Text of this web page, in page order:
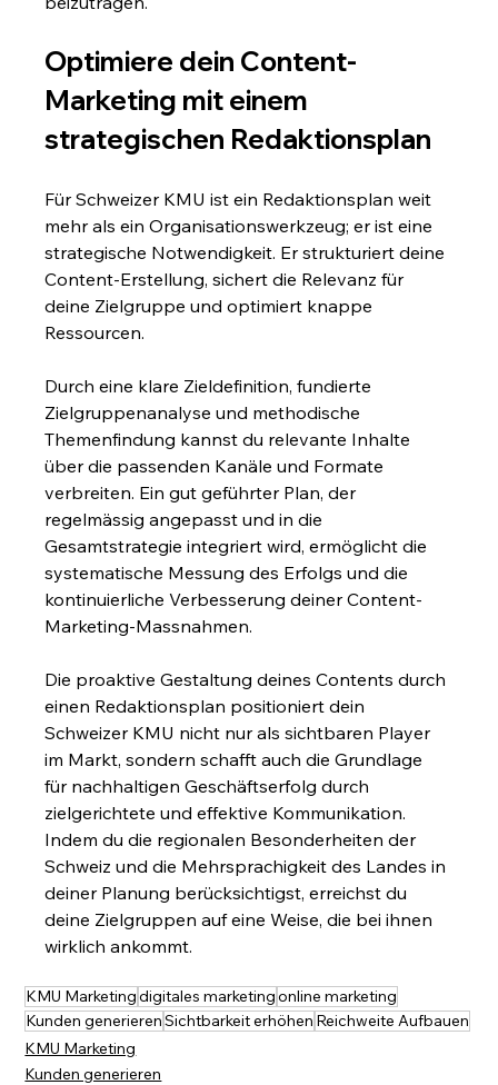
Optimiere dein Content-
Marketing mit einem
strategischen Redaktionsplan
Für Schweizer KMU ist ein Redaktionsplan weit
mehr als ein Organisationswerkzeug; er ist eine
strategische Notwendigkeit. Er strukturiert deine
Content-Erstellung, sichert die Relevanz für
deine Zielgruppe und optimiert knappe
Ressourcen.
Durch eine klare Zieldefinition, fundierte
Zielgruppenanalyse und methodische
Themenfindung kannst du relevante Inhalte
über die passenden Kanäle und Formate
verbreiten. Ein gut geführter Plan, der
regelmässig angepasst und in die
Gesamtstrategie integriert wird, ermöglicht die
systematische Messung des Erfolgs und die
kontinuierliche Verbesserung deiner Content-
Marketing-Massnahmen.
Die proaktive Gestaltung deines Contents durch
einen Redaktionsplan positioniert dein
Schweizer KMU nicht nur als sichtbaren Player
im Markt, sondern schafft auch die Grundlage
für nachhaltigen Geschäftserfolg durch
zielgerichtete und effektive Kommunikation.
Indem du die regionalen Besonderheiten der
Schweiz und die Mehrsprachigkeit des Landes in
deiner Planung berücksichtigst, erreichst du
deine Zielgruppen auf eine Weise, die bei ihnen
wirklich ankommt.
KMU Marketingdigitales marketingonline marketing
Kunden generierenSichtbarkeit erhöhen Reichweite Aufbauen
KMU Marketing
Kunden generieren